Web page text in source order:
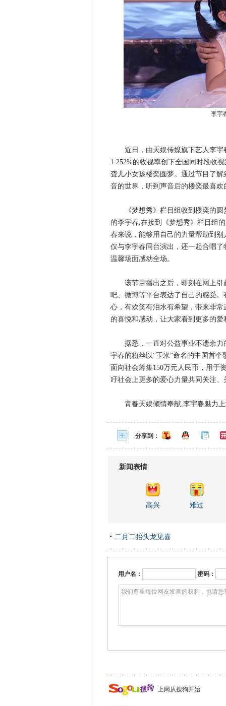
李宇
近日，由天娱传媒旗下艺人李宇
1.252%的收视率创下全国同时段收
聋儿小女孩楼奕圆梦。通过节目了
音的世界，听到声音后的楼奕最喜
《梦想秀》栏目组收到楼奕的圆
的李宇春,在接到《梦想秀》栏目组
春来说，能够用自己的力量帮助到
仅与李宇春同台演出，还一起合唱
温馨场面感动全场。
该节目播出之后，即刻在网上引
吧、微博等平台表达了自己的感受
心，有欢笑有泪水有希望，带来非
的喜悦和感动，让大家看到更多的爱
据悉，一直对公益事业不遗余力
宇春的粉丝以“玉米”命名的中国首
面向社会筹集150万元人民币，用于
吁社会上更多的爱心力量共同关注、
青春天娱倾情奉献,李宇春魅力上
分享到：
新闻表情
高兴 难过
二月二抬头龙见喜
用户名： 密码：
上网从搜狗开始